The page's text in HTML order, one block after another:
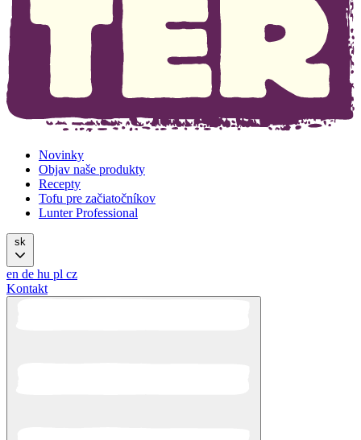
Novinky
Objav naše produkty
Recepty
Tofu pre začiatočníkov
Lunter Professional
sk
en de hu pl cz
Kontakt